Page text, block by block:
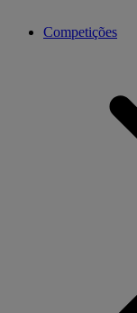
Competições